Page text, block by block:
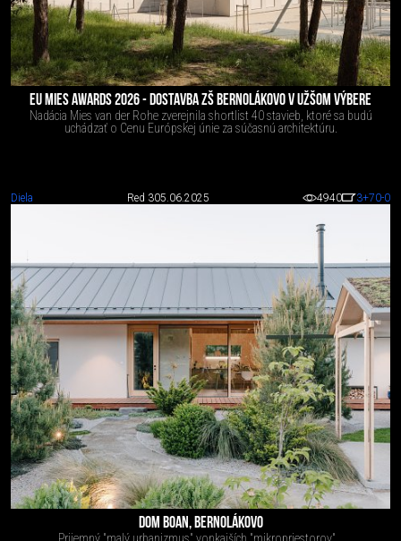
EU MIES AWARDS 2026 - DOSTAVBA ZŠ BERNOLÁKOVO V UŽŠOM VÝBERE
Nadácia Mies van der Rohe zverejnila shortlist 40 stavieb, ktoré sa budú
uchádzať o Cenu Európskej únie za súčasnú architektúru.
Diela Red 305.06.2025 4940 3+70-0
DOM BOAN, BERNOLÁKOVO
Prijemný "malý urbanizmus" vonkajších "mikropriestorov"...